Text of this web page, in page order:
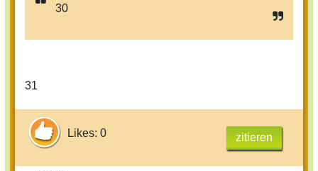
30
31
Likes: 0 zitieren